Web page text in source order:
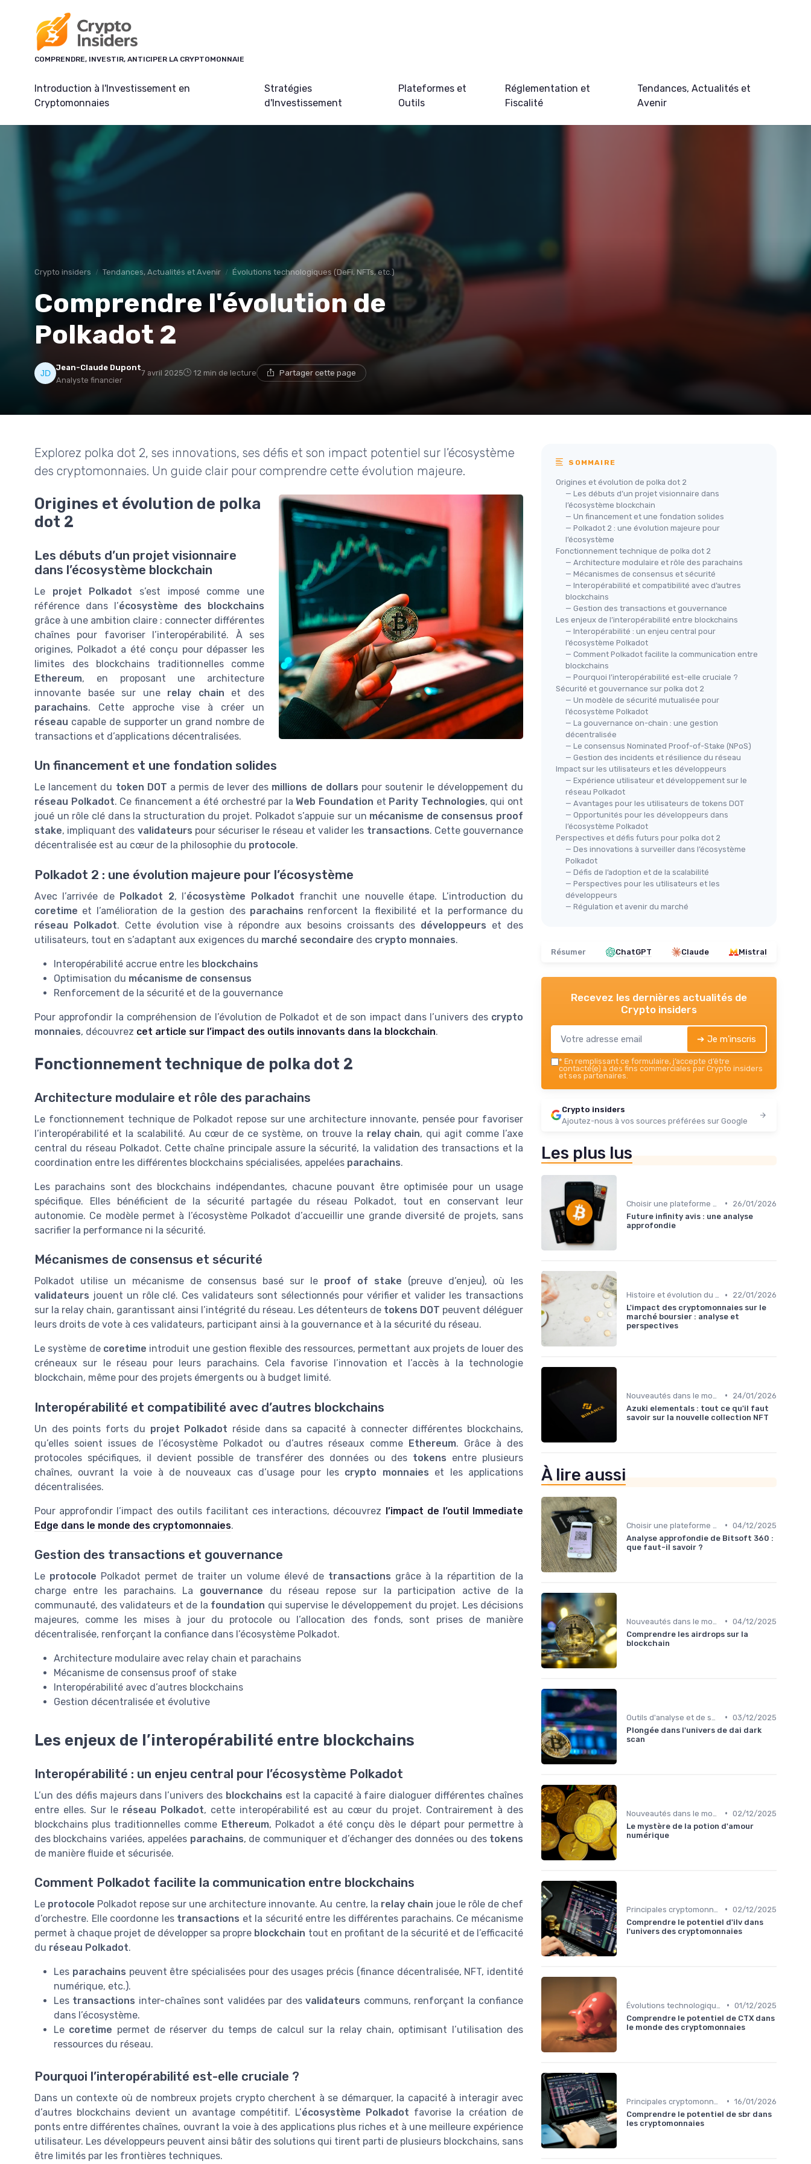
COMPRENDRE, INVESTIR, ANTICIPER LA CRYPTOMONNAIE
Introduction à l'Investissement en
Cryptomonnaies
Stratégies
d'Investissement
Plateformes et
Outils
Réglementation et
Fiscalité
Tendances, Actualités et
Avenir
Crypto insiders Tendances, Actualités et Avenir Évolutions technologiques (DeFi, NFTs, etc.)
Comprendre l'évolution de
Polkadot 2
Jean-Claude Dupont
Analyste financier
7 avril 2025 12 min de lecture Partager cette page
Explorez polka dot 2, ses innovations, ses défis et son impact potentiel sur l’écosystème
des cryptomonnaies. Un guide clair pour comprendre cette évolution majeure.
Origines et évolution de polka
dot 2
Les débuts d’un projet visionnaire
dans l’écosystème blockchain
Le projet Polkadot s’est imposé comme une
référence dans l’écosystème des blockchains
grâce à une ambition claire : connecter différentes
chaînes pour favoriser l’interopérabilité. À ses
origines, Polkadot a été conçu pour dépasser les
limites des blockchains traditionnelles comme
Ethereum, en proposant une architecture
innovante basée sur une relay chain et des
parachains. Cette approche vise à créer un
réseau capable de supporter un grand nombre de
transactions et d’applications décentralisées.
Un financement et une fondation solides
Le lancement du token DOT a permis de lever des millions de dollars pour soutenir le développement du
réseau Polkadot. Ce financement a été orchestré par laWeb Foundation et Parity Technologies, qui ont
joué un rôle clé dans la structuration du projet. Polkadot s’appuie sur un mécanisme de consensus proof
stake, impliquant des validateurs pour sécuriser le réseau et valider les transactions. Cette gouvernance
décentralisée est au cœur de la philosophie du protocole.
Polkadot 2 : une évolution majeure pour l’écosystème
Avec l’arrivée de Polkadot 2, l’écosystème Polkadot franchit une nouvelle étape. L’introduction du
coretime et l’amélioration de la gestion des parachains renforcent la flexibilité et la performance du
réseau Polkadot. Cette évolution vise à répondre aux besoins croissants des développeurs et des
utilisateurs, tout en s’adaptant aux exigences du marché secondaire des crypto monnaies.
Interopérabilité accrue entre les blockchains
Optimisation du mécanisme de consensus
Renforcement de la sécurité et de la gouvernance
Pour approfondir la compréhension de l’évolution de Polkadot et de son impact dans l’univers des crypto
monnaies, découvrez cet article sur l’impact des outils innovants dans la blockchain.
Fonctionnement technique de polka dot 2
Architecture modulaire et rôle des parachains
Le fonctionnement technique de Polkadot repose sur une architecture innovante, pensée pour favoriser
l’interopérabilité et la scalabilité. Au cœur de ce système, on trouve la relay chain, qui agit comme l’axe
central du réseau Polkadot. Cette chaîne principale assure la sécurité, la validation des transactions et la
coordination entre les différentes blockchains spécialisées, appelées parachains.
Les parachains sont des blockchains indépendantes, chacune pouvant être optimisée pour un usage
spécifique. Elles bénéficient de la sécurité partagée du réseau Polkadot, tout en conservant leur
autonomie. Ce modèle permet à l’écosystème Polkadot d’accueillir une grande diversité de projets, sans
sacrifier la performance ni la sécurité.
Mécanismes de consensus et sécurité
Polkadot utilise un mécanisme de consensus basé sur le proof of stake (preuve d’enjeu), où les
validateurs jouent un rôle clé. Ces validateurs sont sélectionnés pour vérifier et valider les transactions
sur la relay chain, garantissant ainsi l’intégrité du réseau. Les détenteurs de tokens DOT peuvent déléguer
leurs droits de vote à ces validateurs, participant ainsi à la gouvernance et à la sécurité du réseau.
Le système de coretime introduit une gestion flexible des ressources, permettant aux projets de louer des
créneaux sur le réseau pour leurs parachains. Cela favorise l’innovation et l’accès à la technologie
blockchain, même pour des projets émergents ou à budget limité.
Interopérabilité et compatibilité avec d’autres blockchains
Un des points forts du projet Polkadot réside dans sa capacité à connecter différentes blockchains,
qu’elles soient issues de l’écosystème Polkadot ou d’autres réseaux comme Ethereum. Grâce à des
protocoles spécifiques, il devient possible de transférer des données ou des tokens entre plusieurs
chaînes, ouvrant la voie à de nouveaux cas d’usage pour les crypto monnaies et les applications
décentralisées.
Pour approfondir l’impact des outils facilitant ces interactions, découvrez l’impact de l’outil Immediate
Edge dans le monde des cryptomonnaies.
Gestion des transactions et gouvernance
Le protocole Polkadot permet de traiter un volume élevé de transactions grâce à la répartition de la
charge entre les parachains. La gouvernance du réseau repose sur la participation active de la
communauté, des validateurs et de la foundation qui supervise le développement du projet. Les décisions
majeures, comme les mises à jour du protocole ou l’allocation des fonds, sont prises de manière
décentralisée, renforçant la confiance dans l’écosystème Polkadot.
Architecture modulaire avec relay chain et parachains
Mécanisme de consensus proof of stake
Interopérabilité avec d’autres blockchains
Gestion décentralisée et évolutive
Les enjeux de l’interopérabilité entre blockchains
Interopérabilité : un enjeu central pour l’écosystème Polkadot
L’un des défis majeurs dans l’univers des blockchains est la capacité à faire dialoguer différentes chaînes
entre elles. Sur le réseau Polkadot, cette interopérabilité est au cœur du projet. Contrairement à des
blockchains plus traditionnelles comme Ethereum, Polkadot a été conçu dès le départ pour permettre à
des blockchains variées, appelées parachains, de communiquer et d’échanger des données ou des tokens
de manière fluide et sécurisée.
Comment Polkadot facilite la communication entre blockchains
Le protocole Polkadot repose sur une architecture innovante. Au centre, la relay chain joue le rôle de chef
d’orchestre. Elle coordonne les transactions et la sécurité entre les différentes parachains. Ce mécanisme
permet à chaque projet de développer sa propre blockchain tout en profitant de la sécurité et de l’efficacité
du réseau Polkadot.
Les parachains peuvent être spécialisées pour des usages précis (finance décentralisée, NFT, identité
numérique, etc.).
Les transactions inter-chaînes sont validées par desvalidateurs communs, renforçant la confiance
dans l’écosystème.
Le coretime permet de réserver du temps de calcul sur la relay chain, optimisant l’utilisation des
ressources du réseau.
Pourquoi l’interopérabilité est-elle cruciale ?
Dans un contexte où de nombreux projets crypto cherchent à se démarquer, la capacité à interagir avec
d’autres blockchains devient un avantage compétitif. L’écosystème Polkadot favorise la création de
ponts entre différentes chaînes, ouvrant la voie à des applications plus riches et à une meilleure expérience
utilisateur. Les développeurs peuvent ainsi bâtir des solutions qui tirent parti de plusieurs blockchains, sans
être limités par les frontières techniques.
SOMMAIRE
Origines et évolution de polka dot 2
— Les débuts d’un projet visionnaire dans
l’écosystème blockchain
— Un financement et une fondation solides
— Polkadot 2 : une évolution majeure pour
l’écosystème
Fonctionnement technique de polka dot 2
— Architecture modulaire et rôle des parachains
— Mécanismes de consensus et sécurité
— Interopérabilité et compatibilité avec d’autres
blockchains
— Gestion des transactions et gouvernance
Les enjeux de l’interopérabilité entre blockchains
— Interopérabilité : un enjeu central pour
l’écosystème Polkadot
— Comment Polkadot facilite la communication entre
blockchains
— Pourquoi l’interopérabilité est-elle cruciale ?
Sécurité et gouvernance sur polka dot 2
— Un modèle de sécurité mutualisée pour
l’écosystème Polkadot
— La gouvernance on-chain : une gestion
décentralisée
— Le consensus Nominated Proof-of-Stake (NPoS)
— Gestion des incidents et résilience du réseau
Impact sur les utilisateurs et les développeurs
— Expérience utilisateur et développement sur le
réseau Polkadot
— Avantages pour les utilisateurs de tokens DOT
— Opportunités pour les développeurs dans
l’écosystème Polkadot
Perspectives et défis futurs pour polka dot 2
— Des innovations à surveiller dans l’écosystème
Polkadot
— Défis de l’adoption et de la scalabilité
— Perspectives pour les utilisateurs et les
développeurs
— Régulation et avenir du marché
Résumer ChatGPT Claude Mistral
Recevez les dernières actualités de
Crypto insiders
➔ Je m'inscris
* En remplissant ce formulaire, j’accepte d’être
contacté(e) à des fins commerciales par Crypto insiders
et ses partenaires.
Crypto insiders
Ajoutez-nous à vos sources préférées sur Google
Les plus lus
•
26/01/2026
Future infinity avis : une analyse
approfondie
Histoire et évolution du marché des cryptos •
22/01/2026
L'impact des cryptomonnaies sur le
marché boursier : analyse et
perspectives
•
24/01/2026
Azuki elementals : tout ce qu'il faut
savoir sur la nouvelle collection NFT
À lire aussi
• 04/12/2025
Analyse approfondie de Bitsoft 360 :
que faut-il savoir ?
• 04/12/2025
Comprendre les airdrops sur la
blockchain
• 03/12/2025
Plongée dans l'univers de dai dark
scan
• 02/12/2025
Le mystère de la potion d'amour
numérique
• 02/12/2025
Comprendre le potentiel d'ilv dans
l'univers des cryptomonnaies
• 01/12/2025
Comprendre le potentiel de CTX dans
le monde des cryptomonnaies
• 16/01/2026
Comprendre le potentiel de sbr dans
les cryptomonnaies